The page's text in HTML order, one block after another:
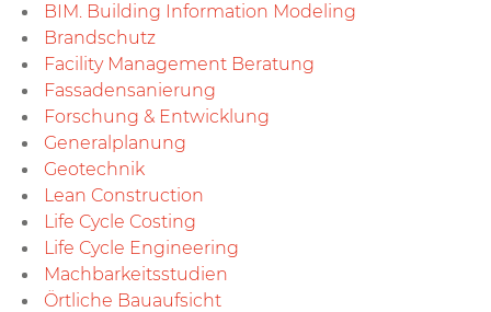
BIM. Building Information Modeling
Brand­schutz
Facility Management Beratung
Fassaden­sanierung
Forschung & Entwicklung
General­planung
Geotechnik
Lean Construction
Life Cycle Costing
Life Cycle Engineering
Machbarkeits­studien
Örtliche Bauaufsicht